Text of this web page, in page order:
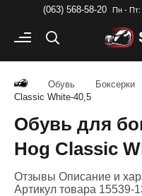
(063) 568-58-20 Пн - Пт:
Обувь Боксерки
Classic White-40,5
Обувь для
Hog Classic
Отзывы Описание и
Артикул товара 15539-